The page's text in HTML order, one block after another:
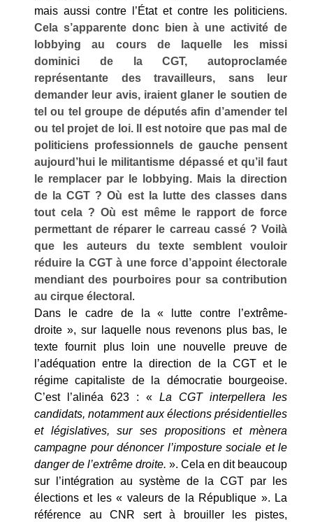
mais aussi contre l’État et contre les politiciens.
Cela s’apparente donc bien à une activité de
lobbying au cours de laquelle les missi
dominici de la CGT, autoproclamée
représentante des travailleurs, sans leur
demander leur avis, iraient glaner le soutien de
tel ou tel groupe de députés afin d’amender tel
ou tel projet de loi. Il est notoire que pas mal de
politiciens professionnels de gauche pensent
aujourd’hui le militantisme dépassé et qu’il faut
le remplacer par le lobbying. Mais la direction
de la CGT ? Où est la lutte des classes dans
tout cela ? Où est même le rapport de force
permettant de réparer le carreau cassé ? Voilà
que les auteurs du texte semblent vouloir
réduire la CGT à une force d’appoint électorale
mendiant des pourboires pour sa contribution
au cirque électoral .
Dans le cadre de la « lutte contre l’extrême-
droite », sur laquelle nous revenons plus bas, le
texte fournit plus loin une nouvelle preuve de
l’adéquation entre la direction de la CGT et le
régime capitaliste de la démocratie bourgeoise.
C’est l’alinéa 623 : « La CGT interpellera les
candidats, notamment aux élections présidentielles
et législatives, sur ses propositions et mènera
campagne pour dénoncer l’imposture sociale et le
danger de l’extrême droite. ». Cela en dit beaucoup
sur l’intégration au système de la CGT par les
élections et les « valeurs de la République ». La
référence au CNR sert à brouiller les pistes,